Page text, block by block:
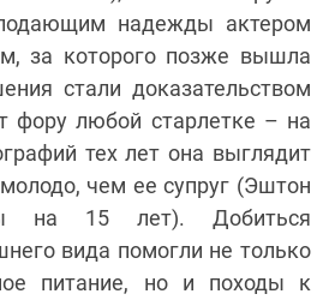
надежды актером
за которого позже вышла
стали доказательством
фору любой старлетке – на
тех лет она выглядит
чем ее супруг (Эштон
на 15 лет). Добиться
вида помогли не только
питание, но и походы к